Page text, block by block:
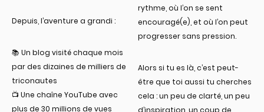
Depuis, l’aventure a grandi :
📚 Un blog visité chaque mois
par des dizaines de milliers de
triconautes
📺 Une chaîne YouTube avec
plus de 30 millions de vues
rythme, où l’on se sent
encouragé(e), et où l’on peut
progresser sans pression.
Alors si tu es là, c’est peut-
être que toi aussi tu cherches
cela : un peu de clarté, un peu